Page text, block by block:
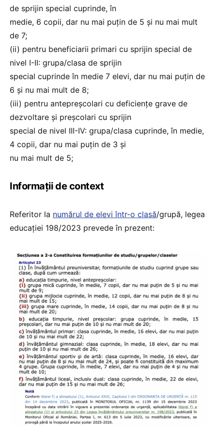
de sprijin special cuprinde, în
medie, 6 copii, dar nu mai puţin de 5 şi nu mai mult
de 7;
(ii) pentru beneficiarii primari cu sprijin special de
nivel I-II: grupa/clasa de sprijin
special cuprinde în medie 7 elevi, dar nu mai puţin de
6 şi nu mai mult de 8;
(iii) pentru antepreşcolari cu deficienţe grave de
dezvoltare şi preşcolari cu sprijin
special de nivel III-IV: grupa/clasa cuprinde, în medie,
4 copii, dar nu mai puţin de 3 şi
nu mai mult de 5;
Informații de context
Referitor la numărul de elevi într-o clasă/grupă, legea
educației 198/2023 prevede în prezent: